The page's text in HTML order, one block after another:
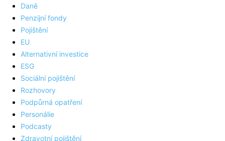
Daně
Penzijní fondy
Pojištění
EU
Alternativní investice
ESG
Sociální pojištění
Rozhovory
Podpůrná opatření
Personálie
Podcasty
Zdravotní pojištění